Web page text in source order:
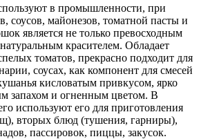
в промышленности, при
соусов, майонезов, томатной пасты и
является не только превосходным
красителем. Обладает
томатов, прекрасно подходит для
соусах, как компонент для смесей
кисловатым привкусом, ярко
запахом и огненным цветом. В
используют его для приготовления
вторых блюд (тушения, гарниры),
пассировок, пиццы, закусок.